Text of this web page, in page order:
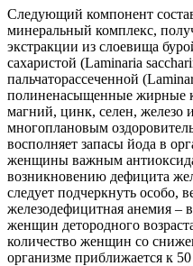
Следующий компонент
минеральный комплекс,
экстракции из слоевища
сахаристой (Laminaria
пальчаторассеченной
полиненасыщенные жирные
магний, цинк, селен, железо
многоплановым
восполняет запасы йода в
женщины важным
возникновению дефицита
следует подчеркнуть особо,
железодефицитная анемия –
женщин детородного
количество женщин со
организме приближается к